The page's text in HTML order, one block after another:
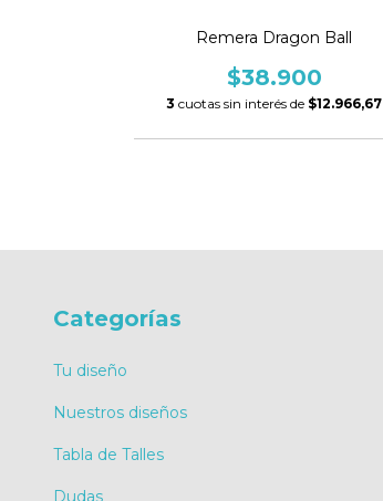
Remera Dragon Ball
$38.900
3 cuotas sin interés de $12.966,67
Categorías
Tu diseño
Nuestros diseños
Tabla de Talles
Dudas